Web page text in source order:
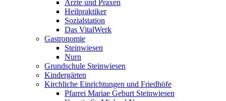
Ärzte und Praxen
Heilpraktiker
Sozialstation
Das VitalWerk
Gastronomie
Steinwiesen
Nurn
Grundschule Steinwiesen
Kindergärten
Kirchliche Einrichtungen und Friedhöfe
Pfarrei Mariae Geburt Steinwiesen